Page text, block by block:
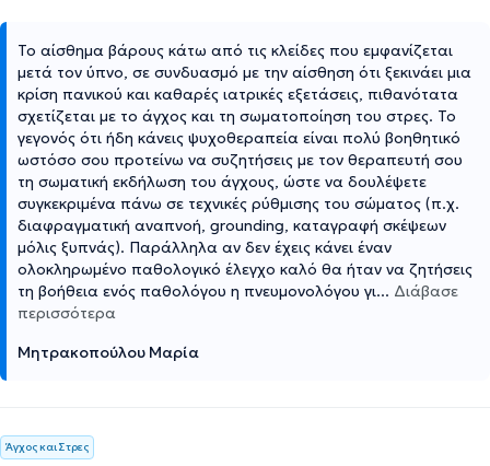
Το αίσθημα βάρους κάτω από τις κλείδες που εμφανίζεται
μετά τον ύπνο, σε συνδυασμό με την αίσθηση ότι ξεκινάει μια
κρίση πανικού και καθαρές ιατρικές εξετάσεις, πιθανότατα
σχετίζεται με το άγχος και τη σωματοποίηση του στρες. Το
γεγονός ότι ήδη κάνεις ψυχοθεραπεία είναι πολύ βοηθητικό
ωστόσο σου προτείνω να συζητήσεις με τον θεραπευτή σου
τη σωματική εκδήλωση του άγχους, ώστε να δουλέψετε
συγκεκριμένα πάνω σε τεχνικές ρύθμισης του σώματος (π.χ.
διαφραγματική αναπνοή, grounding, καταγραφή σκέψεων
μόλις ξυπνάς). Παράλληλα αν δεν έχεις κάνει έναν
ολοκληρωμένο παθολογικό έλεγχο καλό θα ήταν να ζητήσεις
τη βοήθεια ενός παθολόγου η πνευμονολόγου γι... Διάβασε
περισσότερα
Μητρακοπούλου Μαρία
Άγχος και Στρες